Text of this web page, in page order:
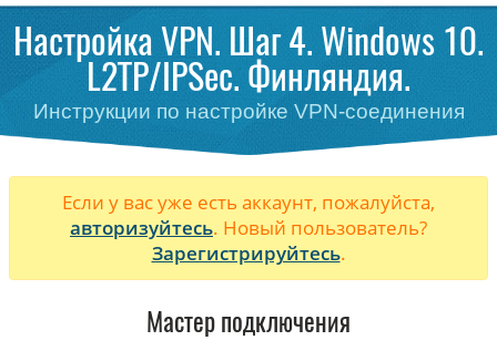
Настройка VPN. Шаг 4. Windows 10.
L2TP/IPSec. Финляндия.
Инструкции по настройке VPN-соединения
Если у вас уже есть аккаунт, пожалуйста,
авторизуйтесь. Новый пользователь?
Зарегистрируйтесь.
Мастер подключения